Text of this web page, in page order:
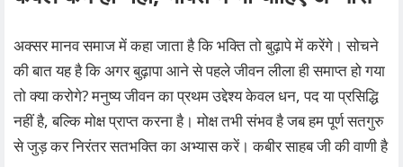
अक्सर मानव समाज में कहा जाता है कि भक्ति तो बुढ़ापे में करेंगे। सोचने
की बात यह है कि अगर बुढ़ापा आने से पहले जीवन लीला ही समाप्त हो गया
तो क्या करोगे? मनुष्य जीवन का प्रथम उद्देश्य केवल धन, पद या प्रसिद्धि
नहीं है, बल्कि मोक्ष प्राप्त करना है। मोक्ष तभी संभव है जब हम पूर्ण सतगुरु
से जुड़ कर निरंतर सतभक्ति का अभ्यास करें। कबीर साहब जी की वाणी है